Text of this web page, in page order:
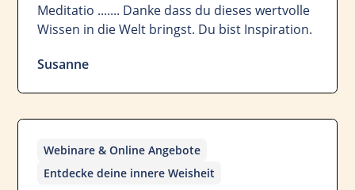
Meditatio ....... Danke dass du dieses wertvolle
Wissen in die Welt bringst. Du bist Inspiration.
Susanne
Webinare & Online Angebote
Entdecke deine innere Weisheit